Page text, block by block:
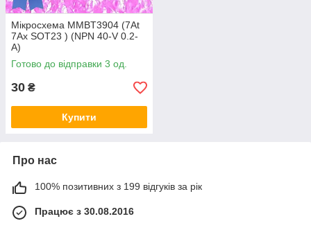
Мікросхема MMBT3904 (7At
7Ax SOT23 ) (NPN 40-V 0.2-
A)
Готово до відправки 3 од.
30 ₴
Купити
Про нас
100% позитивних з 199 відгуків за рік
Працює з 30.08.2016